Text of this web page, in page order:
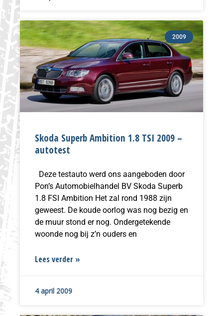
2009
Skoda Superb Ambition 1.8 TSI 2009 –
autotest
Deze testauto werd ons aangeboden door
Pon’s Automobielhandel BV Skoda Superb
1.8 FSI Ambition Het zal rond 1988 zijn
geweest. De koude oorlog was nog bezig en
de muur stond er nog. Ondergetekende
woonde nog bij z’n ouders en
Lees verder »
4 april 2009